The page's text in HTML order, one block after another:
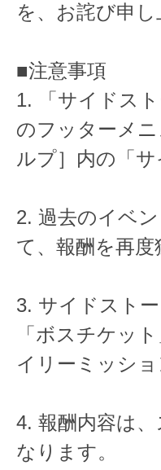
を、お詫び申し
■注意事項
1. 「サイドス
のフッターメ
ルプ］内の「
2. 過去のイベ
て、報酬を再
3. サイドスト
「ボスチケッ
イリーミッショ
4. 報酬内容は
なります。